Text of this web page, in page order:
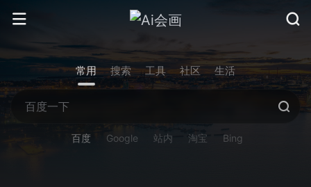
常用 搜索 工具 社区 生活
百度 Google 站内 淘宝 Bing